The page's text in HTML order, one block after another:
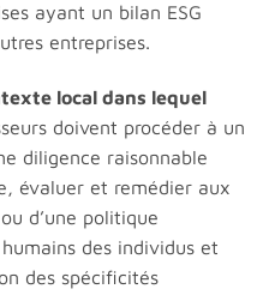
ayant un bilan ESG
entreprises.
local dans lequel
doivent procéder à un
diligence raisonnable
évaluer et remédier aux
d’une politique
des individus et
des spécificités